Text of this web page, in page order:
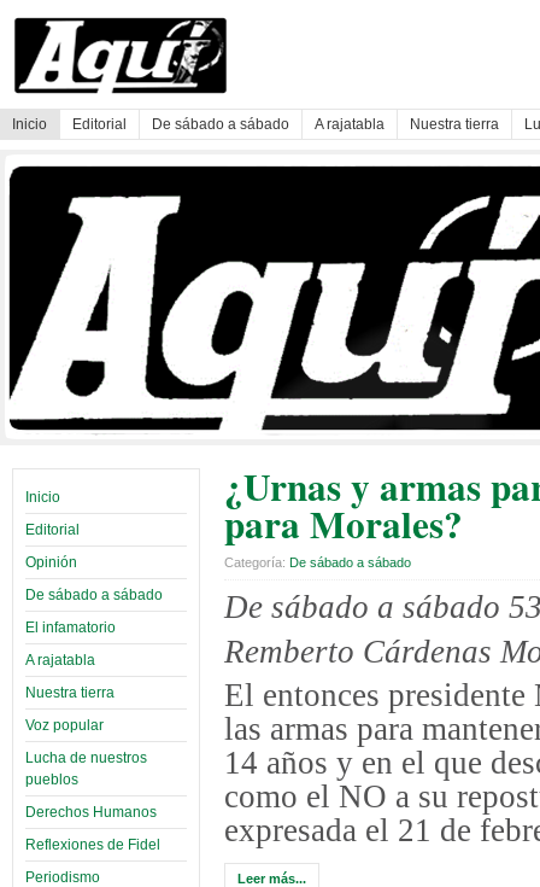
Inicio Editorial De sábado a sábado A rajatabla Nuestra tierra
Inicio
Editorial
Opinión
De sábado a sábado
El infamatorio
A rajatabla
Nuestra tierra
Voz popular
Lucha de nuestros
pueblos
Derechos Humanos
Reflexiones de Fidel
Periodismo
¿Urnas y armas
para Morales?
Categoría: De sábado a sábado
De sábado a sábado
Remberto Cárdenas
El entonces presidente
las armas para
14 años y en el que
como el NO a su
expresada el 21 de
Leer más...